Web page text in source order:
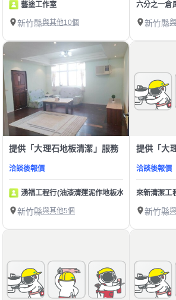
藝塗工作室
新竹縣與其他10個
六分之一倉
新竹縣
提供「大理石地板清潔」服務
洽談後報價
湧福工程行(油漆清運泥作地板水電壁紙)
新竹縣與其他5個
提供「大
洽談後報價
來新清潔工
新竹縣